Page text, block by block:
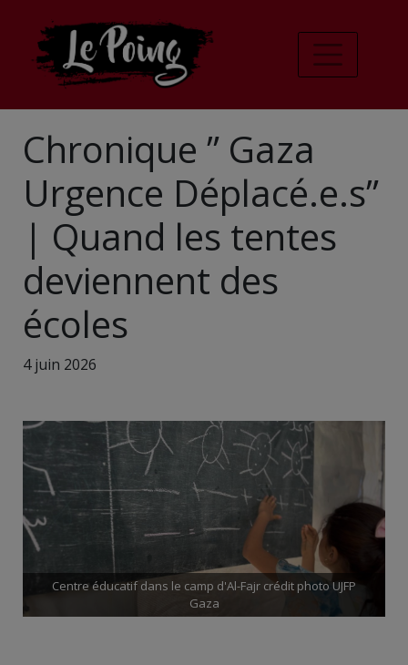
Chronique ” Gaza
Urgence Déplacé.e.s”
| Quand les tentes
deviennent des
écoles
4 juin 2026
Centre éducatif dans le camp d'Al-Fajr crédit photo UJFP
Gaza